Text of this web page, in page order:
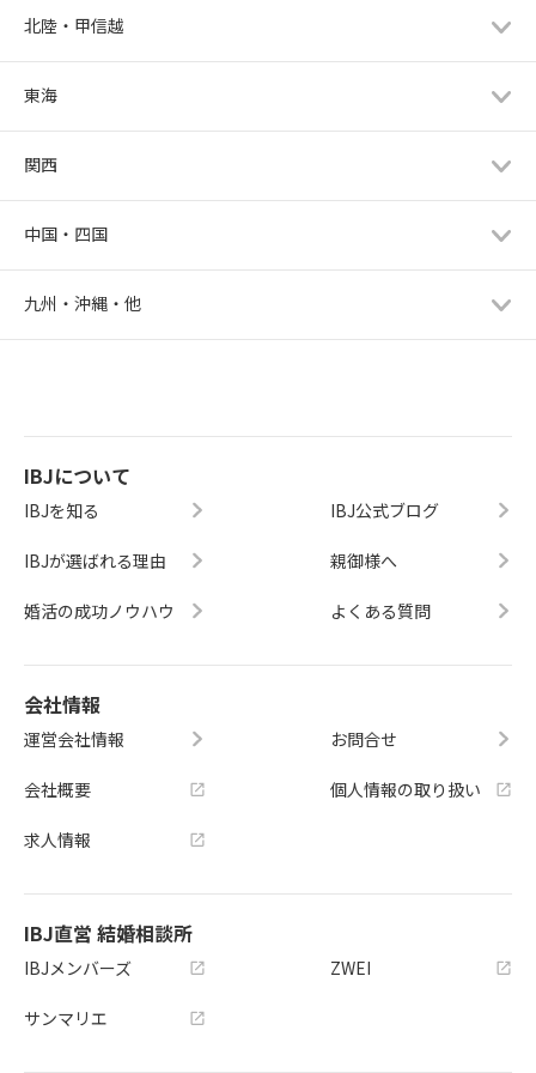
北陸・甲信越
東海
関西
中国・四国
九州・沖縄・他
IBJについて
IBJを知る
IBJが選ばれる理由
婚活の成功ノウハウ
IBJ公式ブログ
親御様へ
よくある質問
会社情報
運営会社情報
会社概要
求人情報
お問合せ
個人情報の取り扱い
IBJ直営 結婚相談所
IBJメンバーズ
サンマリエ
ZWEI